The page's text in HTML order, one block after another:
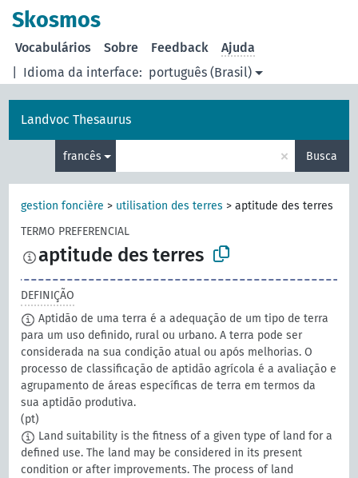
principal
Skosmos
Idioma da interface: português (Brasil)
Vocabulários Sobre Feedback Ajuda
Landvoc Thesaurus
francês × Busca
gestion foncière > utilisation des terres >aptitude des terres
TERMO PREFERENCIAL
aptitude des terres
DEFINIÇÃO
Aptidão de uma terra é a adequação de um tipo de terra
para um uso definido, rural ou urbano. A terra pode ser
considerada na sua condição atual ou após melhorias. O
processo de classificação de aptidão agrícola é a avaliação e
agrupamento de áreas específicas de terra em termos da
sua aptidão produtiva.
(pt)
Land suitability is the fitness of a given type of land for a
defined use. The land may be considered in its present
condition or after improvements. The process of land